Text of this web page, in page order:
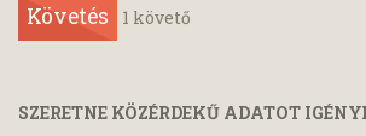
Követés 1 követő
SZERETNE KÖZÉRDEKŰ ADATOT